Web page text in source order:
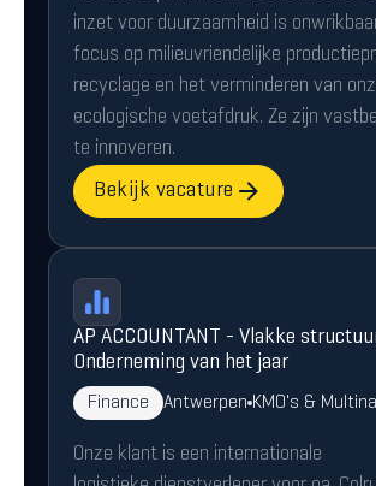
inzet voor duurzaamheid is
focus op milieuvriendelijke
recyclage en het verminderen van
ecologische voetafdruk. Ze zijn
te innoveren.
Bekijk vacature
AP ACCOUNTANT - Vlakke
Onderneming van het jaar
Finance Antwerpen KMO's &
Onze klant is een internationale